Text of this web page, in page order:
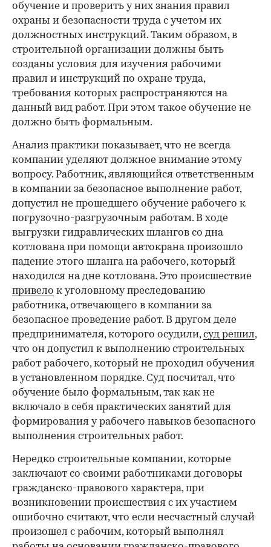
обучение и проверить у них знания правил
охраны и безопасности труда с учетом их
должностных инструкций. Таким образом, в
строительной организации должны быть
созданы условия для изучения рабочими
правил и инструкций по охране труда,
требования которых распространяются на
данный вид работ. При этом такое обучение не
должно быть формальным.
Анализ практики показывает, что не всегда
компании уделяют должное внимание этому
вопросу. Работник, являющийся ответственным
в компании за безопасное выполнение работ,
допустил не прошедшего обучение рабочего к
погрузочно-разгрузочным работам. В ходе
выгрузки гидравлических шлангов со дна
котлована при помощи автокрана произошло
падение этого шланга на рабочего, который
находился на дне котлована. Это происшествие
привело к уголовному преследованию
работника, отвечающего в компании за
безопасное проведение работ. В другом деле
предпринимателя, которого осудили,суд решил,
что он допустил к выполнению строительных
работ рабочего, который не проходил обучения
в установленном порядке. Суд посчитал, что
обучение было формальным, так как не
включало в себя практических занятий для
формирования у рабочего навыков безопасного
выполнения строительных работ.
Нередко строительные компании, которые
заключают со своими работниками договоры
гражданско-правового характера, при
возникновении происшествия с их участием
ошибочно считают, что если несчастный случай
произошел с рабочим, который выполнял